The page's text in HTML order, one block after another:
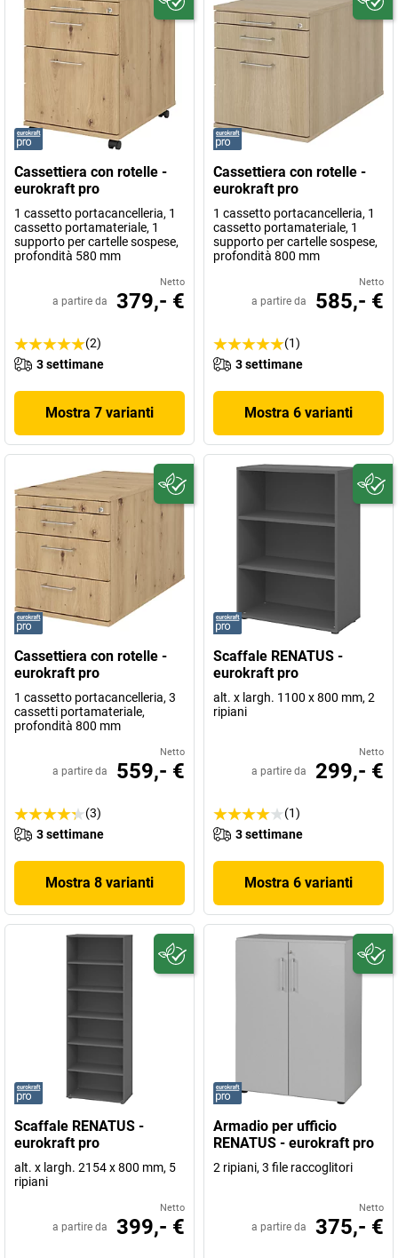
Cassettiera con rotelle -
eurokraft pro
1 cassetto portacancelleria, 1
cassetto portamateriale, 1
supporto per cartelle sospese,
profondità 580 mm
Netto
a partire da 379,- €
(2)
3 settimane
Mostra 7 varianti
Cassettiera con rotelle -
eurokraft pro
1 cassetto portacancelleria, 1
cassetto portamateriale, 1
supporto per cartelle sospese,
profondità 800 mm
Netto
a partire da 585,- €
(1)
3 settimane
Mostra 6 varianti
Cassettiera con rotelle -
eurokraft pro
1 cassetto portacancelleria, 3
cassetti portamateriale,
profondità 800 mm
Netto
a partire da 559,- €
(3)
3 settimane
Mostra 8 varianti
Scaffale RENATUS -
eurokraft pro
alt. x largh. 1100 x 800 mm, 2
ripiani
Netto
a partire da 299,- €
(1)
3 settimane
Mostra 6 varianti
Scaffale RENATUS -
eurokraft pro
alt. x largh. 2154 x 800 mm, 5
ripiani
Netto
a partire da 399,- €
Armadio per ufficio
RENATUS - eurokraft pro
2 ripiani, 3 file raccoglitori
Netto
a partire da 375,- €